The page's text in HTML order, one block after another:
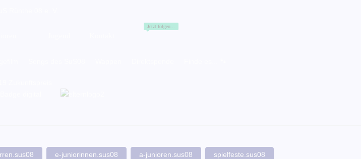
Jetzt folgen...
e-juniorinnen.sus08 a-junioren.sus08 spielfeste.sus08